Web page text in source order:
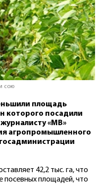
сою
площадь
которого посадили
«МВ»
агропромышленного
42,2 тыс. га, что
посевных площадей, что